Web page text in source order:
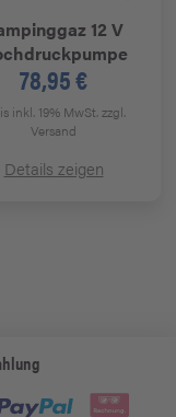
12 V
78,95 €
inkl. 19% MwSt.zzgl.
Versand
Details zeigen